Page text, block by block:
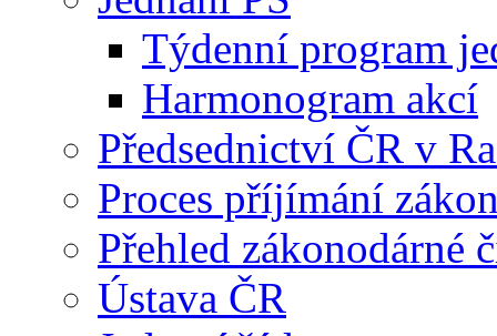
Týdenní program
Harmonogram akcí
Předsednictví ČR v
Proces příjímání
Přehled zákonodárné
Ústava ČR